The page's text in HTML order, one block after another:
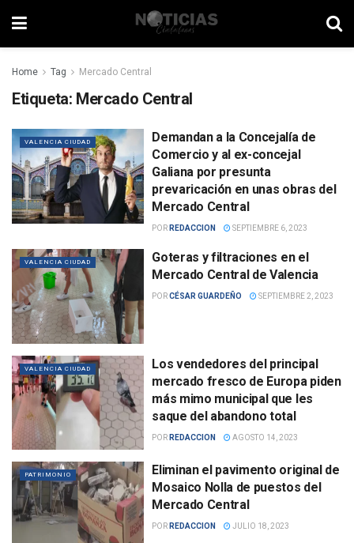
Home Tag Mercado Central
Etiqueta: Mercado Central
VALENCIA CIUDAD
Demandan a la Concejalía de
Comercio y al ex-concejal
Galiana por presunta
prevaricación en unas obras del
Mercado Central
POR REDACCION SEPTIEMBRE 6, 2023
VALENCIA CIUDAD
Goteras y filtraciones en el
Mercado Central de Valencia
PORCÉSAR GUARDEÑO SEPTIEMBRE 2, 2023
VALENCIA CIUDAD
Los vendedores del principal
mercado fresco de Europa piden
más mimo municipal que les
saque del abandono total
POR REDACCION AGOSTO 14, 2023
PATRIMONIO
Eliminan el pavimento original de
Mosaico Nolla de puestos del
Mercado Central
POR REDACCION JULIO 18, 2023